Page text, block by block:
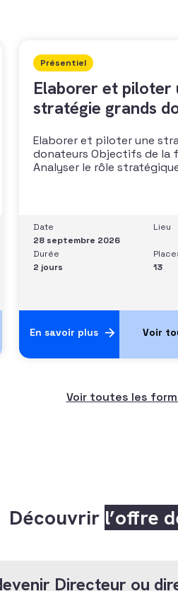
Présentiel
Elaborer et piloter
stratégie grands
Elaborer et piloter une
donateurs Objectifs de la
Analyser le rôle
disponibles• Mobiliser la
les parties prenantes•
argumentaire
parcours
Date
28 septembre 2026
Lieu
Durée
2 jours
13
En savoir plus
Voir toutes les
Découvrir l’offre
Directeur ou